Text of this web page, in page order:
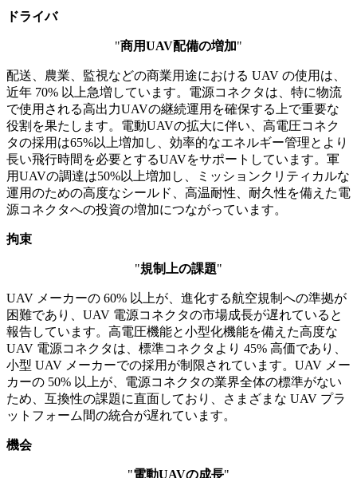
ドライバ
"商用UAV配備の増加"
配送、農業、監視などの商業用途における UAV の使用は、
近年 70% 以上急増しています。電源コネクタは、特に物流
で使用される高出力UAVの継続運用を確保する上で重要な
役割を果たします。電動UAVの拡大に伴い、高電圧コネク
タの採用は65%以上増加し、効率的なエネルギー管理とより
長い飛行時間を必要とするUAVをサポートしています。軍
用UAVの調達は50%以上増加し、ミッションクリティカルな
運用のための高度なシールド、高温耐性、耐久性を備えた電
源コネクタへの投資の増加につながっています。
拘束
"規制上の課題"
UAV メーカーの 60% 以上が、進化する航空規制への準拠が
困難であり、UAV 電源コネクタの市場成長が遅れていると
報告しています。高電圧機能と小型化機能を備えた高度な
UAV 電源コネクタは、標準コネクタより 45% 高価であり、
小型 UAV メーカーでの採用が制限されています。UAV メー
カーの 50% 以上が、電源コネクタの業界全体の標準がない
ため、互換性の課題に直面しており、さまざまな UAV プラ
ットフォーム間の統合が遅れています。
機会
"電動UAVの成長"